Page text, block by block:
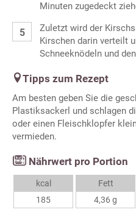
Minuten zugedeckt
Zuletzt wird der
Kirschen darin verteilt
Schneeknödeln und
Tipps zum Rezept
Am besten geben Sie die
Plastiksackerl und schlagen
oder einen Fleischklopfer
vermieden.
Nährwert pro Portion
kcal
185
Fett
4,36 g